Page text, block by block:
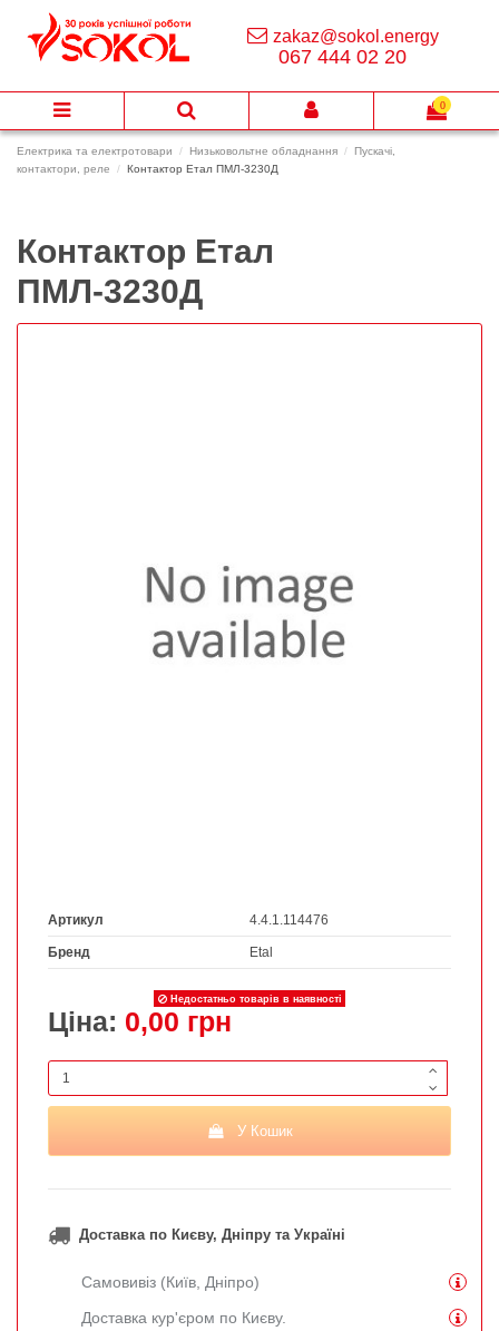
Електрика та електротовари Низьковольтне обладнання
Пускачі,
контактори, реле
Контактор Етал ПМЛ-3230Д
Контактор Етал
ПМЛ-3230Д
Артикул 4.4.1.114476
Бренд Etal
Недостатньо товарів в наявності
Ціна: 0,00 грн
У Кошик
Доставка по Києву, Дніпру та Україні
Самовивіз (Київ, Дніпро)
Доставка кур'єром по Києву.
zakaz@sokol.energy
067 444 02 20
0